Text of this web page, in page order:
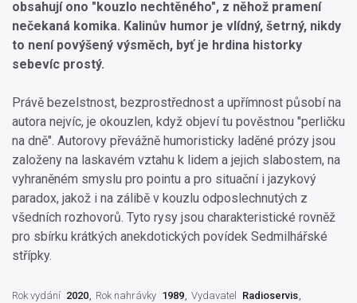
obsahují ono "kouzlo nechtěného", z něhož pramení
nečekaná komika. Kalinův humor je vlídný, šetrný, nikdy
to není povýšený výsměch, byť je hrdina historky
sebevíc prostý.
Právě bezelstnost, bezprostřednost a upřímnost působí na
autora nejvíc, je okouzlen, když objeví tu pověstnou "perličku
na dně". Autorovy převážně humoristicky laděné prózy jsou
založeny na laskavém vztahu k lidem a jejich slabostem, na
vyhraněném smyslu pro pointu a pro situační i jazykový
paradox, jakož i na zálibě v kouzlu odposlechnutých z
všedních rozhovorů. Tyto rysy jsou charakteristické rovněž
pro sbírku krátkých anekdotických povídek Sedmilhářské
střípky.
Rok vydání 2020 Rok nahrávky 1989 Vydavatel
Radioservis